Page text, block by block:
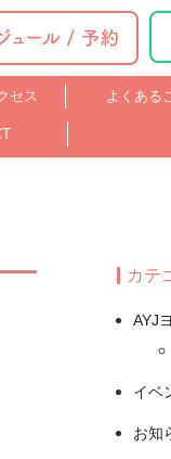
セス よくある
カテ
AYJ
イベ
お知